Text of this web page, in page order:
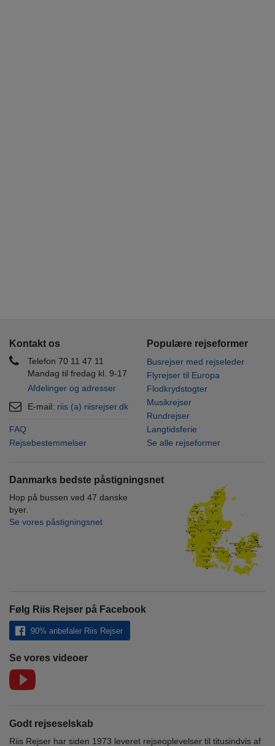
Kontakt os
Telefon 70 11 47 11
Mandag til fredag kl. 9-17
Afdelinger og adresser
E-mail: riis (a) riisrejser.dk
FAQ
Rejsebestemmelser
Populære rejseformer
Busrejser med rejseleder
Flyrejser til Europa
Flodkrydstogter
Musikrejser
Rundrejser
Langtidsferie
Se alle rejseformer
Danmarks bedste påstigningsnet
Hop på bussen ved 47 danske
byer.
Se vores påstigningsnet
Følg Riis Rejser på Facebook
90% anbefaler Riis Rejser
Se vores videoer
Godt rejseselskab
Riis Rejser har siden 1973 leveret rejseoplevelser til titusindvis af